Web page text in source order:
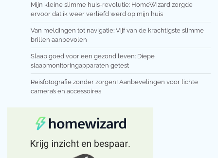
Mijn kleine slimme huis-revolutie: HomeWizard zorgde
ervoor dat ik weer verliefd werd op mijn huis
Van meldingen tot navigatie: Vijf van de krachtigste slimme
brillen aanbevolen
Slaap goed voor een gezond leven: Diepe
slaapmonitoringapparaten getest
Reisfotografie zonder zorgen! Aanbevelingen voor lichte
camera’s en accessoires